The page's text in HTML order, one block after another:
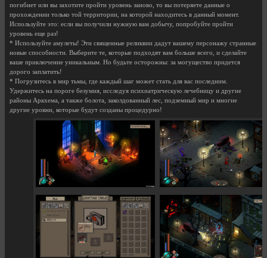
погибнет или вы захотите пройти уровень заново, то вы потеряете данные о
прохождении только той территории, на которой находитесь в данный момент.
Используйте это: если вы получили нужную вам добычу, попробуйте пройти
уровень еще раз!
* Используйте амулеты! Эти священные реликвии дадут вашему персонажу странные
новые способности. Выберите те, которые подходят вам больше всего, и сделайте
ваше приключение уникальным. Но будьте осторожны: за могущество придется
дорого заплатить!
* Погрузитесь в мир тьмы, где каждый шаг может стать для вас последним.
Удержитесь на пороге безумия, исследуя психиатрическую лечебницу и другие
районы Аркхема, а также болота, заколдованный лес, подземный мир и многие
другие уровни, которые будут созданы процедурно!